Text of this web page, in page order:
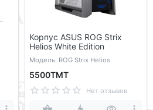
Корпус ASUS ROG Strix
Helios White Edition
Модель: ROG Strix Helios
5500ТМТ
Нет отзывов